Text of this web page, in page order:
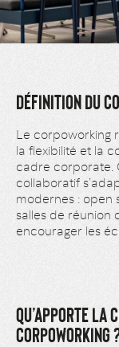
DÉFINITION DU
Le corpoworking
la flexibilité et la
cadre corporate.
collaboratif
modernes : open
salles de réunion
encourager les
QU’APPORTE LA
CORPOWORKING